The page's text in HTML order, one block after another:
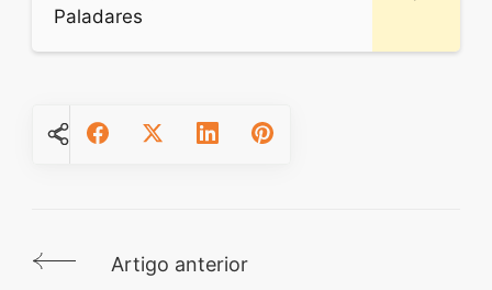
Paladares
NavegaçãoArtigo anterior